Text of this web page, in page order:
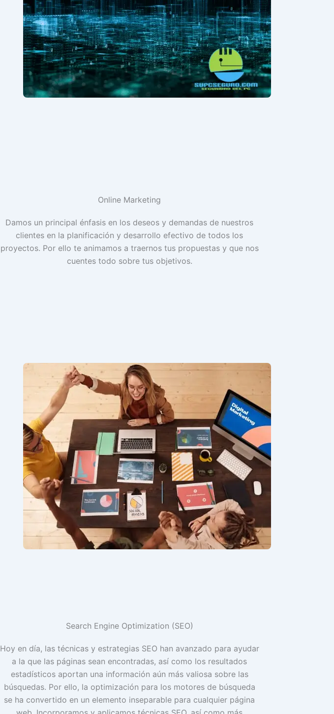
Online Marketing
Damos un principal énfasis en los deseos y demandas de nuestros
clientes en la planificación y desarrollo efectivo de todos los
proyectos. Por ello te animamos a traernos tus propuestas y que nos
cuentes todo sobre tus objetivos.
Search Engine Optimization (SEO)
Hoy en día, las técnicas y estrategias SEO han avanzado para ayudar
a la que las páginas sean encontradas, así como los resultados
estadísticos aportan una información aún más valiosa sobre las
búsquedas. Por ello, la optimización para los motores de búsqueda
se ha convertido en un elemento inseparable para cualquier página